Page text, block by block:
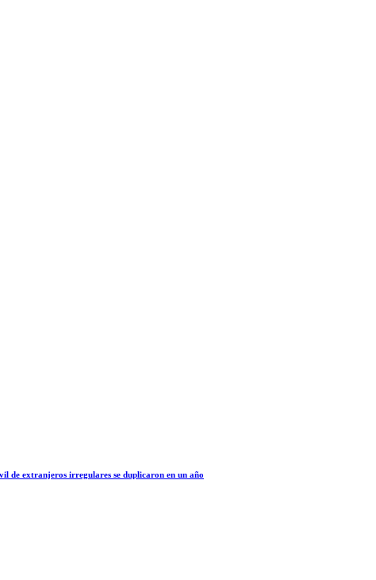
de extranjeros irregulares se duplicaron en un año